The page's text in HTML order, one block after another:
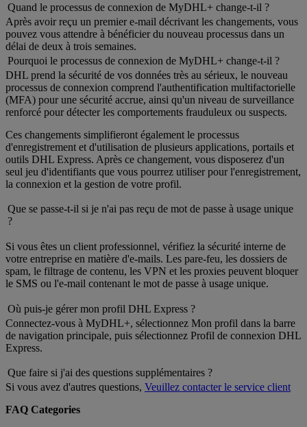
Quand le processus de connexion de MyDHL+ change-t-il ?
Après avoir reçu un premier e-mail décrivant les changements, vous
pouvez vous attendre à bénéficier du nouveau processus dans un
délai de deux à trois semaines.
Pourquoi le processus de connexion de MyDHL+ change-t-il ?
DHL prend la sécurité de vos données très au sérieux, le nouveau
processus de connexion comprend l'authentification multifactorielle
(MFA) pour une sécurité accrue, ainsi qu'un niveau de surveillance
renforcé pour détecter les comportements frauduleux ou suspects.
Ces changements simplifieront également le processus
d'enregistrement et d'utilisation de plusieurs applications, portails et
outils DHL Express. Après ce changement, vous disposerez d'un
seul jeu d'identifiants que vous pourrez utiliser pour l'enregistrement,
la connexion et la gestion de votre profil.
Que se passe-t-il si je n'ai pas reçu de mot de passe à usage unique
?
Si vous êtes un client professionnel, vérifiez la sécurité interne de
votre entreprise en matière d'e-mails. Les pare-feu, les dossiers de
spam, le filtrage de contenu, les VPN et les proxies peuvent bloquer
le SMS ou l'e-mail contenant le mot de passe à usage unique.
Où puis-je gérer mon profil DHL Express ?
Connectez-vous à MyDHL+, sélectionnez Mon profil dans la barre
de navigation principale, puis sélectionnez Profil de connexion DHL
Express.
Que faire si j'ai des questions supplémentaires ?
Si vous avez d'autres questions, Veuillez contacter le service client
FAQ Categories